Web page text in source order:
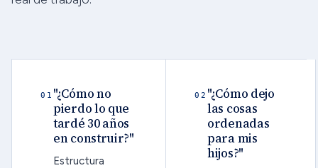
01 "¿Cómo no
pierdo lo que
tardé 30 años
en construir?"
Estructura
02 "¿Cómo dejo
las cosas
ordenadas
para mis
hijos?"